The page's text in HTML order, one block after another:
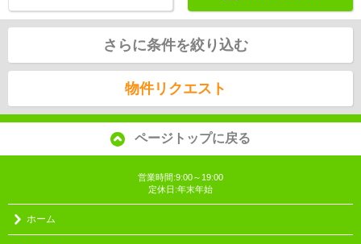
さらに条件を絞り込む
物件リクエスト
ページトップに戻る
営業時間:9:00～19:00
定休日:年末年始
ホーム